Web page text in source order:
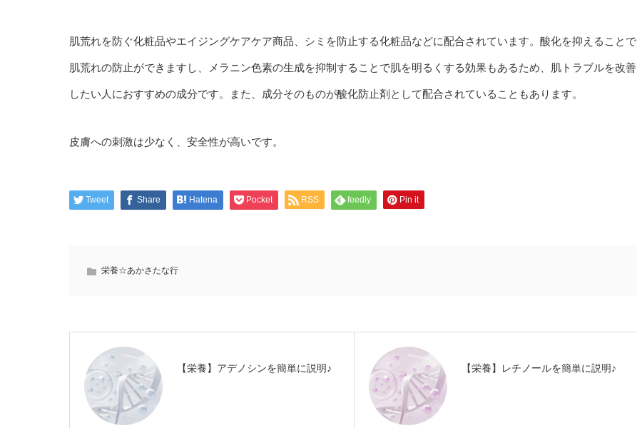
肌荒れを防ぐ化粧品やエイジングケアケア商品、シミを防止する化粧品などに配合されています。酸化を抑えることで
肌荒れの防止ができますし、メラニン色素の生成を抑制することで肌を明るくする効果もあるため、肌トラブルを改善
したい人におすすめの成分です。また、成分そのものが酸化防止剤として配合されていることもあります。
皮膚への刺激は少なく、安全性が高いです。
Tweet Share Hatena Pocket RSS feedly Pin it
栄養☆あかさたな行
【栄養】アデノシンを簡単に説明♪ 【栄養】レチノールを簡単に説明♪